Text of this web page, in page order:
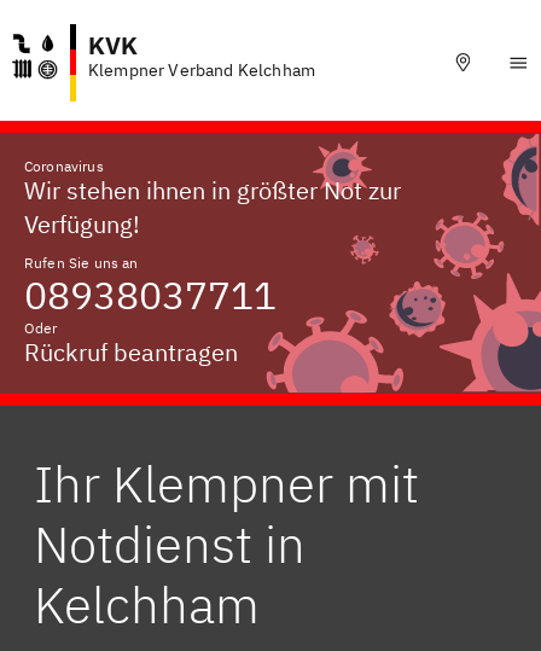
KVK
Klempner Verband Kelchham
Coronavirus
Wir stehen ihnen in größter Not zur
Verfügung!
Rufen Sie uns an
08938037711
Oder
Rückruf beantragen
Ihr Klempner mit
Notdienst in
Kelchham